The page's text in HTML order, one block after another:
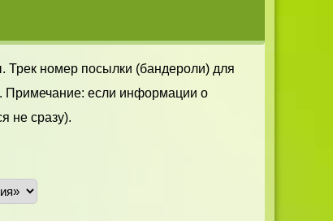
Трек номер посылки (бандероли) для
. Примечание: если информации о
не сразу).